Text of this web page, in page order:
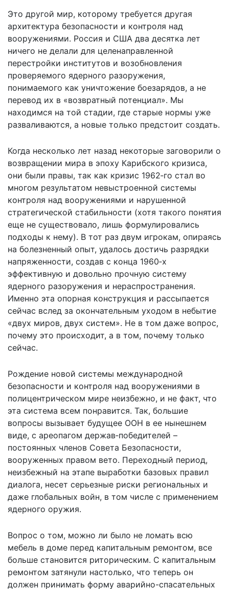
Это другой мир, которому требуется другая
архитектура безопасности и контроля над
вооружениями. Россия и США два десятка лет
ничего не делали для целенаправленной
перестройки институтов и возобновления
проверяемого ядерного разоружения,
понимаемого как уничтожение боезарядов, а не
перевод их в «возвратный потенциал». Мы
находимся на той стадии, где старые нормы уже
разваливаются, а новые только предстоит создать.
Когда несколько лет назад некоторые заговорили о
возвращении мира в эпоху Карибского кризиса,
они были правы, так как кризис 1962‑го стал во
многом результатом невыстроенной системы
контроля над вооружениями и нарушенной
стратегической стабильности (хотя такого понятия
еще не существовало, лишь формулировались
подходы к нему). В тот раз двум игрокам, опираясь
на болезненный опыт, удалось достичь разрядки
напряженности, создав с конца 1960‑х
эффективную и довольно прочную систему
ядерного разоружения и нераспространения.
Именно эта опорная конструкция и рассыпается
сейчас вслед за окончательным уходом в небытие
«двух миров, двух систем». Не в том даже вопрос,
почему это происходит, а в том, почему только
сейчас.
Рождение новой системы международной
безопасности и контроля над вооружениями в
полицентрическом мире неизбежно, и не факт, что
эта система всем понравится. Так, большие
вопросы вызывает будущее ООН в ее нынешнем
виде, с ареопагом держав‑победителей –
постоянных членов Совета Безопасности,
вооруженных правом вето. Переходный период,
неизбежный на этапе выработки базовых правил
диалога, несет серьезные риски региональных и
даже глобальных войн, в том числе с применением
ядерного оружия.
Вопрос о том, можно ли было не ломать всю
мебель в доме перед капитальным ремонтом, все
больше становится риторическим. С капитальным
ремонтом затянули настолько, что теперь он
должен принимать форму аварийно-спасательных